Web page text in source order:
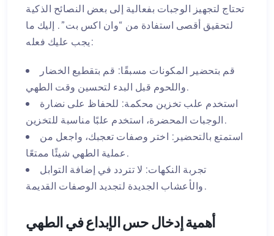
تحتاج لتجهيز الوجبات بفعالية إلى بعض النصائح الذكية
لتحقيق أقصى استفادة من “وان اكس بت”. إليك ما
يجب عليك فعله:
قم بتحضير المكونات مسبقًا: قم بتقطيع الخضار
واللحوم قبل البدء لتحسين وقت الطهي.
استخدم علب تخزين محكمة: للحفاظ على نضارة
الوجبات المحضرة، استخدم علبًا مناسبة للتخزين.
استمتع بالتحضير: اختر وصفات تعجبك، واجعل من
عملية الطهي شيئًا ممتعًا.
تجربة النكهات: لا تتردد في إضافة التوابل
والأعشاب الجديدة لتجديد الوصفات القديمة.
أهمية إدخال حس الإبداع في الطهي